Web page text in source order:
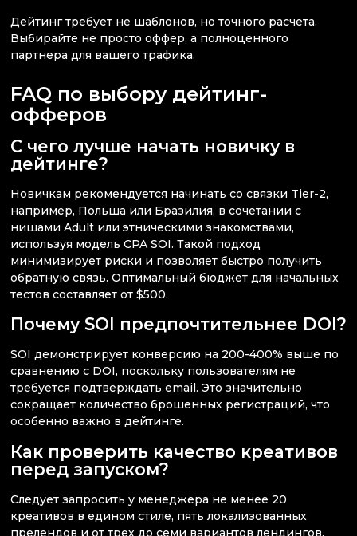
Дейтинг требует не шаблонов, но точного расчета.
Выбирайте не просто оффер, а полноценного
партнера для вашего трафика.
FAQ по выбору дейтинг-
офферов
С чего лучше начать новичку в
дейтинге?
Новичкам рекомендуется начинать со связки Tier-2,
например, Польша или Бразилия, в сочетании с
нишами Adult или этническими знакомствами,
используя модель CPA SOI. Такой подход
минимизирует риски и позволяет быстро получить
обратную связь. Оптимальный бюджет для начальных
тестов составляет от $500.
Почему SOI предпочтительнее DOI?
SOI демонстрирует конверсию на 200-400% выше по
сравнению с DOI, поскольку пользователям не
требуется подтверждать email. Это значительно
сокращает количество брошенных регистраций, что
особенно важно в дейтинге.
Как проверить качество креативов
перед запуском?
Следует запросить у менеджера не менее 20
креативов в едином стиле, пять локализованных
прелендов и от трех до семи вариантов лендингов.